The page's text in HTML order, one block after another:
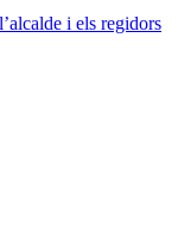
i els regidors